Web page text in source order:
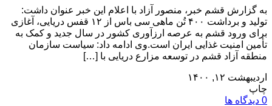
به گزارش قشم خبر، منصور آزاد با اعلام این خبر عنوان داشت:
تولید و برداشت ۴۰۰ تُن ماهی سی باس از ۱۲ قفس دریایی، آغازی
برای ورود قشم به عرصه ارزآوری کشور در سال جدید و کمک به
تأمین امنیت غذایی ایران است.وی ادامه داد: سیاست سازمان
منطقه آزاد قشم در توسعه مزارع دریایی با […]
اردیبهشت ۱۲, ۱۴۰۰
چاپ
0 دیدگاه ها